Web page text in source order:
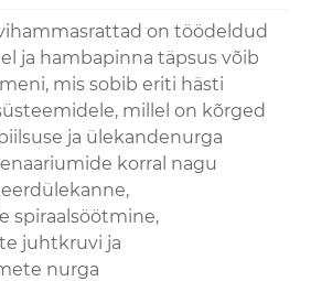
on töödeldud
ja hambapinna täpsus võib
mis sobib eriti hästi
millel on kõrged
ja ülekandenurga
korral nagu
spiraalsöötmine,
juhtkruvi ja
nurga